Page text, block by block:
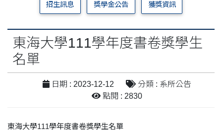
招生訊息 獎學金公告 獲獎資訊
​​​​​​​東海大學111學年度書卷獎學生
名單
日期 : 2023-12-12
分類 : 系所公告
點閱 : 2830
東海大學111學年度書卷獎學生名單